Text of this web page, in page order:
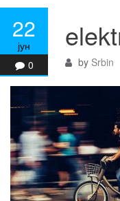
22
јун
0
by Srbin